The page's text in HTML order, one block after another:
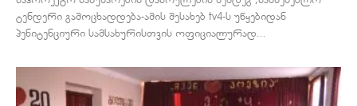
ტენდერი გამოცხადდება-ამის შესახებ tv4-ს უწყებიდან
პენიტენციური სამსახურისთვის ოფიციალურად...